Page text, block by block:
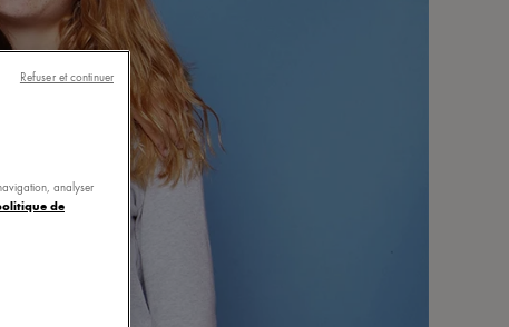
analyser
de
Refuser et continuer